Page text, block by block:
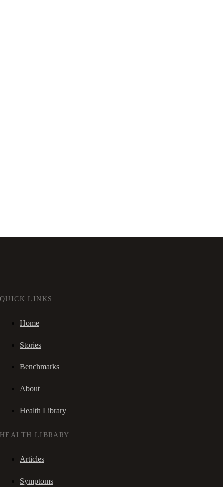
QUICK LINKS
Home
Stories
Benchmarks
About
Health Library
HEALTH LIBRARY
Articles
Symptoms